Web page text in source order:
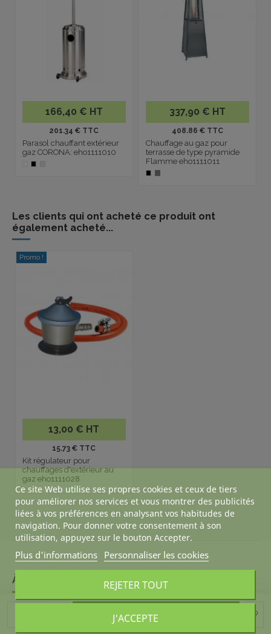
Ajouter au panier
166,40 € HT
201.34 € TTC
Parasol chauffant extérieur
gaz CORONA: eho1111010
337,90 € HT
408.86 € TTC
Chauffage au gaz pour
terrasse de type pyramide
Flamme eho1111011
Les clients qui ont acheté ce produit ont
également acheté...
Promo !
13,00 € HT
15.73 € TTC
Kit régulateur pour
chauffages d'extérieur au
gaz eho1111028
À PROPOS DE DESKANDSIT
Ce site Web utilise ses propres cookies et ceux de tiers
pour améliorer nos services et vous montrer des publicités
liées à vos préférences en analysant vos habitudes de
navigation. Pour donner votre consentement à son
utilisation, appuyez sur le bouton Accepter.
Plus d'informations Personnaliser les cookies
REJETER TOUT
J'ACCEPTE